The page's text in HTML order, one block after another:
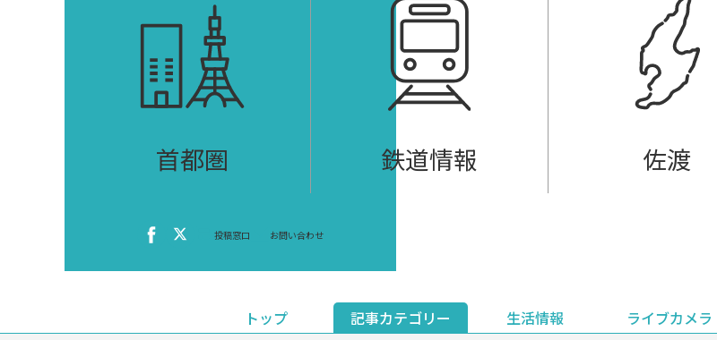
首都圏 鉄道情報 佐渡
投稿窓口 お問い合わせ
トップ
記事カテゴリー
生活情報
ライブカメラ